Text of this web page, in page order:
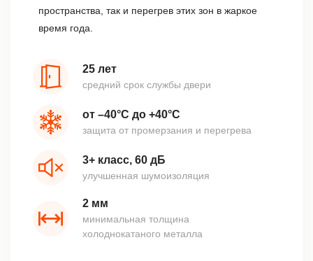
пространства, так и перегрев этих зон в жаркое
время года.
25 лет
средний срок службы двери
от –40°С до +40°С
защита от промерзания и перегрева
3+ класс, 60 дБ
улучшенная шумоизоляция
2 мм
минимальная толщина
холоднокатаного металла